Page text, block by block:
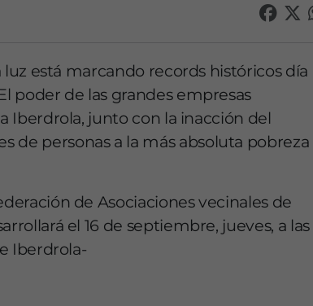
está marcando records históricos día
poder de las grandes empresas
Iberdrola, junto con la inacción del
de personas a la más absoluta pobreza
de Asociaciones vecinales de
el 16 de septiembre, jueves, a las
Iberdrola-